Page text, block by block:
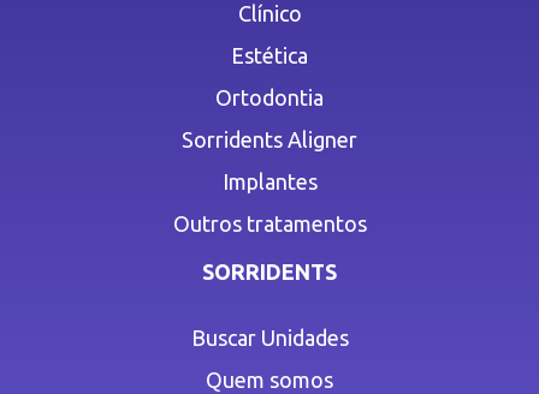
Clínico
Estética
Ortodontia
Sorridents Aligner
Implantes
Outros tratamentos
SORRIDENTS
Buscar Unidades
Quem somos